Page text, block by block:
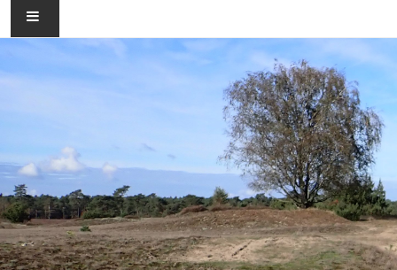
VERENIGING
STALPRAET
GESCHIEDENIS